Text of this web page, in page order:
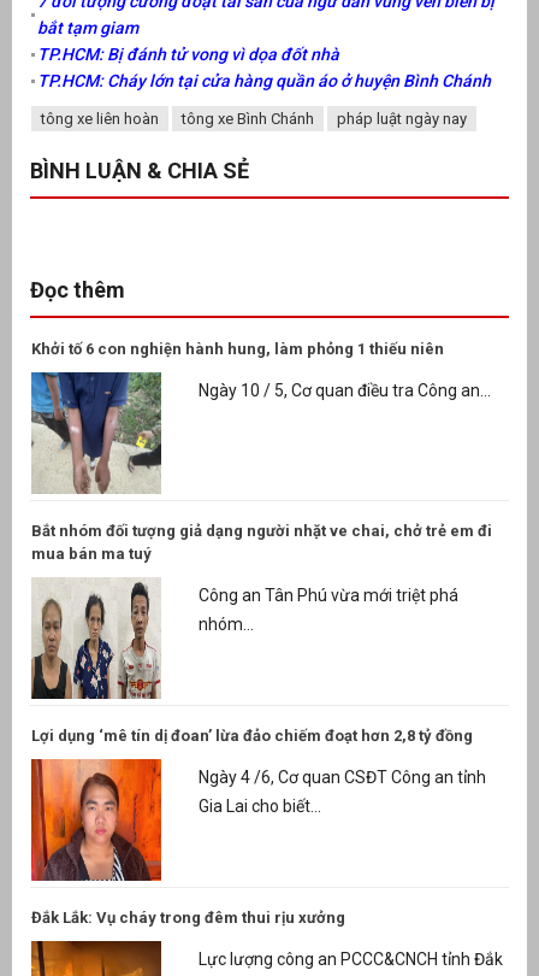
bắt tạm giam
TP.HCM: Bị đánh tử vong vì dọa đốt nhà
TP.HCM: Cháy lớn tại cửa hàng quần áo ở huyện Bình Chánh
tông xe liên hoàn tông xe Bình Chánh pháp luật ngày nay
BÌNH LUẬN & CHIA SẺ
Đọc thêm
Khởi tố 6 con nghiện hành hung, làm phỏng 1 thiếu niên
Ngày 10 / 5, Cơ quan điều tra Công an...
Bắt nhóm đối tượng giả dạng người nhặt ve chai, chở trẻ em đi
mua bán ma tuý
Công an Tân Phú vừa mới triệt phá
nhóm...
Lợi dụng ‘mê tín dị đoan’ lừa đảo chiếm đoạt hơn 2,8 tỷ đồng
Ngày 4 /6, Cơ quan CSĐT Công an tỉnh
Gia Lai cho biết...
Đắk Lắk: Vụ cháy trong đêm thui rịu xưởng
Lực lượng công an PCCC&CNCH tỉnh Đắk